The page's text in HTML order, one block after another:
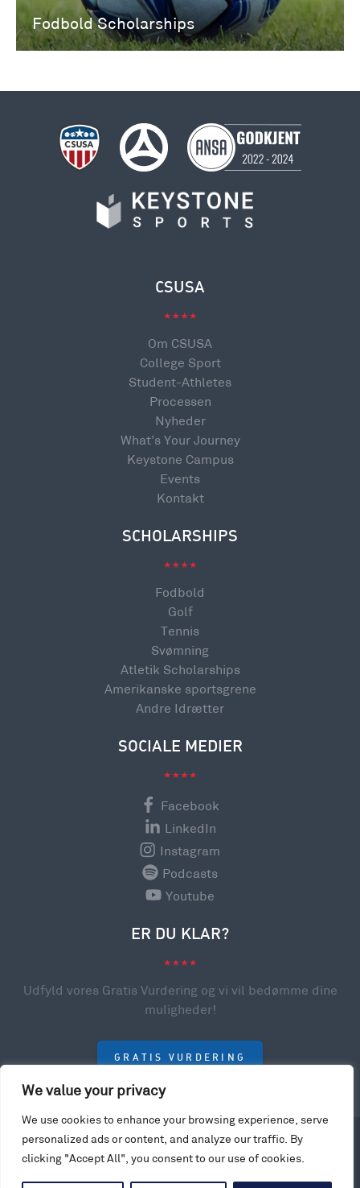
We value your privacy
We use cookies to enhance your browsing experience, serve
personalized ads or content, and analyze our traffic. By
clicking "Accept All", you consent to our use of cookies.
Fodbold Scholarships
CSUSA
Om CSUSA
College Sport
Student-Athletes
Processen
Nyheder
What’s Your Journey
Keystone Campus
Events
Kontakt
SCHOLARSHIPS
Fodbold
Golf
Tennis
Svømning
Atletik Scholarships
Amerikanske sportsgrene
Andre Idrætter
SOCIALE MEDIER
Facebook
LinkedIn
Instagram
Podcasts
Youtube
ER DU KLAR?
Udfyld vores Gratis Vurdering og vi vil bedømme dine
muligheder!
GRATIS VURDERING
© 2023 College Scholarships USA. All rights reserved.
Privacy Policy